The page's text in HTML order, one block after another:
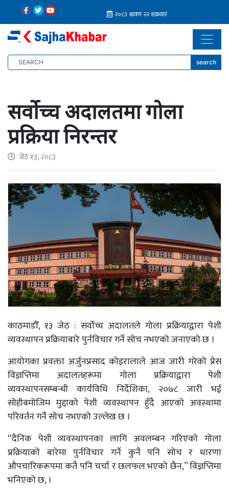
search
सर्वोच्च अदालतमा गोला
प्रक्रिया निरन्तर
जेठ १३, २०८३
काठमाडौँ, १३ जेठ : सर्वोच्च अदालतले गोला प्रक्रियाद्वारा पेशी
व्यवस्थापन प्रक्रियाबारे पुर्नविचार गर्ने सोच नभएको जनाएको छ ।
आयोगका प्रवक्ता अर्जुनप्रसाद कोइरालाले आज जारी गरेको प्रेस
विज्ञप्तिमा अदालतहरूमा गोला प्रक्रियाद्वारा पेशी
व्यवस्थापनसम्बन्धी कार्यविधि निर्देशिका, २०७८ जारी भई
सोहीबमोजिम मुद्दाको पेशी व्यवस्थापन हुँदै आएको अवस्थामा
परिवर्तन गर्ने सोच नभएको उल्लेख छ ।
“दैनिक पेशी व्यवस्थापनका लागि अवलम्बन गरिएको गोला
प्रक्रियाको बारेमा पुर्नविचार गर्ने कुनै पनि सोच र धारणा
औपचारिकरूपमा कतै पनि चर्चा र छलफल भएको छैन,” विज्ञप्तिमा
भनिएको छ, ।